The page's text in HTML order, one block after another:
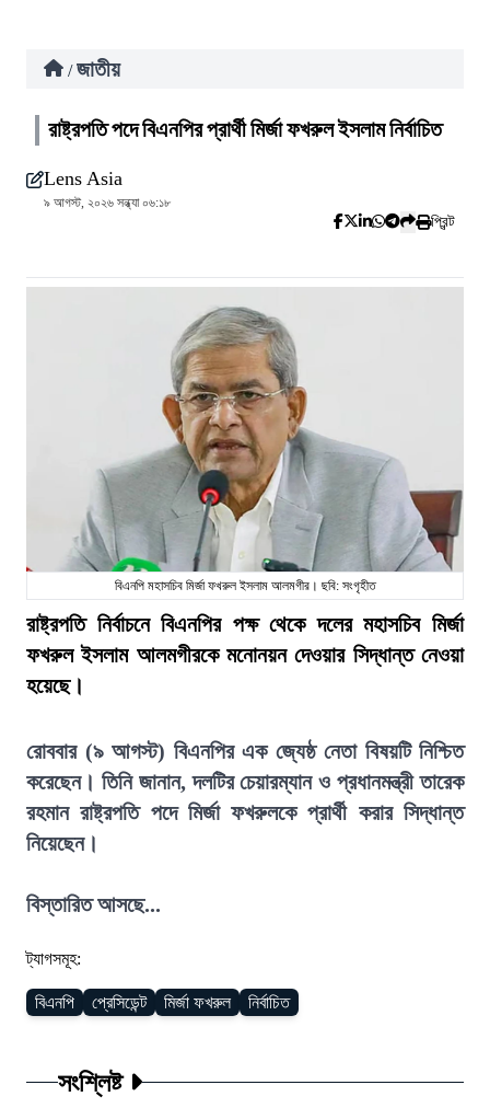
/ জাতীয়
রাষ্ট্রপতি পদে বিএনপির প্রার্থী মির্জা ফখরুল ইসলাম নির্বাচিত
Lens Asia
৯ আগস্ট, ২০২৬ সন্ধ্যা ০৬:১৮
প্রিন্ট
বিএনপি মহাসচিব মির্জা ফখরুল ইসলাম আলমগীর। ছবি: সংগৃহীত
রাষ্ট্রপতি নির্বাচনে বিএনপির পক্ষ থেকে দলের মহাসচিব মির্জা
ফখরুল ইসলাম আলমগীরকে মনোনয়ন দেওয়ার সিদ্ধান্ত নেওয়া
হয়েছে।
রোববার (৯ আগস্ট) বিএনপির এক জ্যেষ্ঠ নেতা বিষয়টি নিশ্চিত
করেছেন। তিনি জানান, দলটির চেয়ারম্যান ও প্রধানমন্ত্রী তারেক
রহমান রাষ্ট্রপতি পদে মির্জা ফখরুলকে প্রার্থী করার সিদ্ধান্ত
নিয়েছেন।
বিস্তারিত আসছে...
ট্যাগসমূহ:
বিএনপি প্রেসিডেন্ট মির্জা ফখরুল নির্বাচিত
সংশ্লিষ্ট